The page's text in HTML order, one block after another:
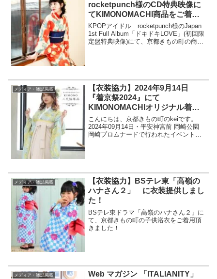
rocketpunch様のCD特典映像に
てKIMONOMACHI商品をご着用
いただきました！
KPOPアイドル rocketpunch様のJapan
1st Full Album「ドキドキLOVE」(初回限
定盤特典映像)にて、京都きもの町の商品
メディア・雑誌掲載
【衣装協力】2024年9月14日
『着京祭2024』にて
KIMONOMACHIオリジナル着物
や帯をご着用いただきました！
こんにちは、京都きもの町のkeiです。
2024年09月14日・平安神宮前 岡崎公園
岡崎プロムナードで行われたイベント
メディア・雑誌掲載
【衣装協力】BSテレ東「高嶺の
ハナさん２」 に衣装提供しまし
た！
BSテレ東ドラマ「高嶺のハナさん２」に
て、京都きもの町の子供浴衣をご着用頂
きました！
メディア・雑誌掲載
Web マガジン 「ITALIANITY」